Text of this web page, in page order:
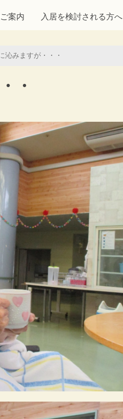
案内 入居を検討される方へ
沁みますが・・・
・